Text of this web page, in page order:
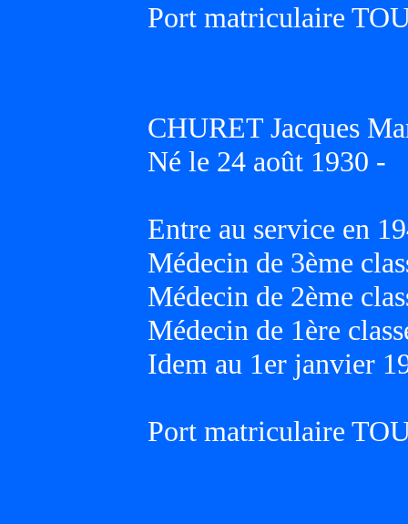
Port matriculaire
CHURET Jacques
Né le 24 août 1930 -
Entre au service en
Médecin de 3ème
Médecin de 2ème
Médecin de 1ère
Idem au 1er janvier
Port matriculaire